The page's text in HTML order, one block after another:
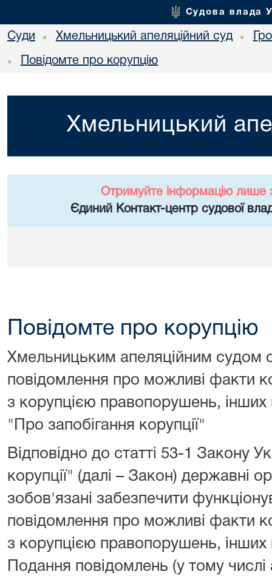
Судова влада
Суди • Хмельницький апеляційний суд •
• Повідомте про корупцію
Хмельницький
Отримуйте інформацію лише
Єдиний Контакт-центр судової
Повідомте про корупцію
Хмельницьким апеляційним судом
повідомлення про можливі факти
з корупцією правопорушень,
"Про запобігання корупції"
Відповідно до статті 53-1 Закону
корупції" (далі – Закон) державні
зобов'язані забезпечити
повідомлення про можливі факти
з корупцією правопорушень,
Подання повідомлень (у тому числі